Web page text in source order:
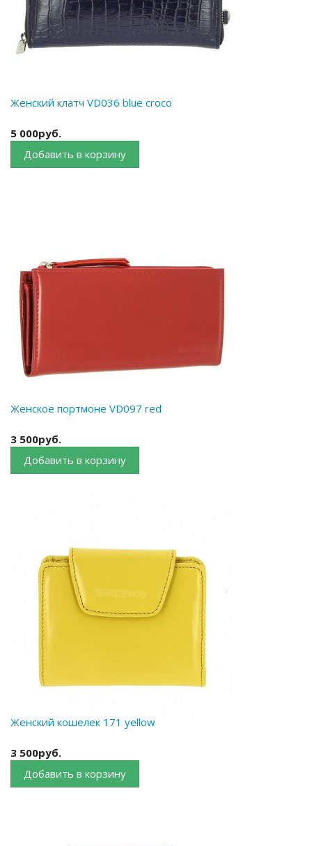
Женский клатч VD036 blue croco
5 000руб.
Добавить в корзину
Женское портмоне VD097 red
3 500руб.
Добавить в корзину
Женский кошелек 171 yellow
3 500руб.
Добавить в корзину